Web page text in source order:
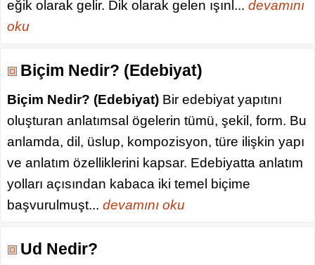
eğik olarak gelir. Dik olarak gelen ışınl... devamını
oku
Biçim Nedir? (Edebiyat)
Biçim Nedir? (Edebiyat) Bir edebiyat yapıtını
oluşturan anlatımsal ögelerin tümü, şekil, form. Bu
anlamda, dil, üslup, kompozisyon, türe ilişkin yapı
ve anlatım özelliklerini kapsar. Edebiyatta anlatım
yolları açısından kabaca iki temel biçime
başvurulmuşt... devamını oku
Ud Nedir?